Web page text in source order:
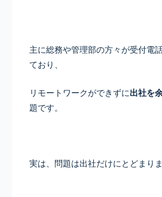
主に総務や管理部の方々が受付電
ており、
リモートワークができずに出社を
題です。
実は、問題は出社だけにとどまりま